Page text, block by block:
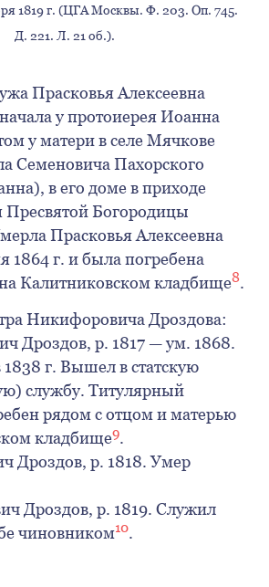
1819 г. (ЦГА Москвы. Ф. 203. Оп. 745.
Д. 221. Л. 21 об.).
Прасковья Алексеевна
у протоиерея Иоанна
у матери в селе Мячкове
Семеновича Пахорского
в его доме в приходе
Пресвятой Богородицы
Прасковья Алексеевна
1864 г. и была погребена
Калитниковском кладбище8.
Никифоровича Дроздова:
Дроздов, р. 1817 — ум. 1868.
г. Вышел в статскую
службу. Титулярный
рядом с отцом и матерью
кладбище9.
Дроздов, р. 1818. Умер
Дроздов, р. 1819. Служил
чиновником10.